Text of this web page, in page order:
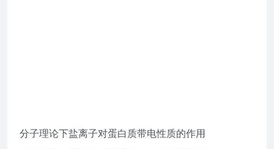
分子理论下盐离子对蛋白质带电性质的作用